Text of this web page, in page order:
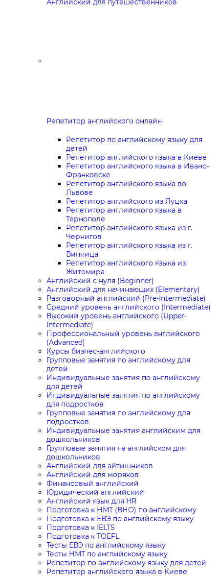
Английский для путешественников
Репетитор английского онлайн
Репетитор по английскому языку для
детей
Репетитор английского языка в Киеве
Репетитор английского языка в Ивано-
Франковске
Репетитор английского языка во
Львове
Репетитор английского из Луцка
Репетитор английского языка в
Тернополе
Репетитор английского языка из г.
Чернигов
Репетитор английского языка из г.
Винница
Репетитор английского языка из
Житомира
Английский с нуля (Beginner)
Английский для начинающих (Elementary)
Разговорный английский (Pre-Intermediate)
Средний уровень английского (Intermediate)
Высокий уровень английского (Upper-
Intermediate)
Профессиональный уровень английского
(Advanced)
Курсы бизнес-английского
Групповые занятия по английскому для
детей
Индивидуальные занятия по английскому
для детей
Индивидуальные занятия по английскому
для подростков
Групповые занятия по английскому для
подростков
Индивидуальные занятия английским для
дошкольников
Групповые занятия на английском для
дошкольников
Английский для айтишников
Английский для моряков
Финансовый английский
Юридический английский
Английский язык для HR
Подготовка к НМТ (ВНО) по английскому
Подготовка к ЕВЭ по английскому языку
Подготовка к IELTS
Подготовка к TOEFL
Тесты ЕВЭ по английскому языку
Тесты НМТ по английскому языку
Репетитор по английскому языку для детей
Репетитор английского языка в Киеве